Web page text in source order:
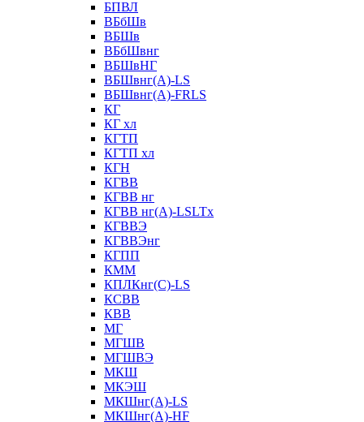
БПВЛ
ВБбШв
ВБШв
ВБбШвнг
ВБШвНГ
ВБШвнг(А)-LS
ВБШвнг(А)-FRLS
КГ
КГ хл
КГТП
КГТП хл
КГН
КГВВ
КГВВ нг
КГВВ нг(А)-LSLTx
КГВВЭ
КГВВЭнг
КГПП
КММ
КПЛКнг(C)-LS
КСВВ
КВВ
МГ
МГШВ
МГШВЭ
МКШ
МКЭШ
МКШнг(А)-LS
МКШнг(А)-HF